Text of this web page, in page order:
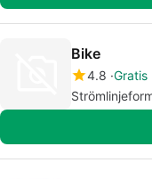
Bike
4.8 Gratis